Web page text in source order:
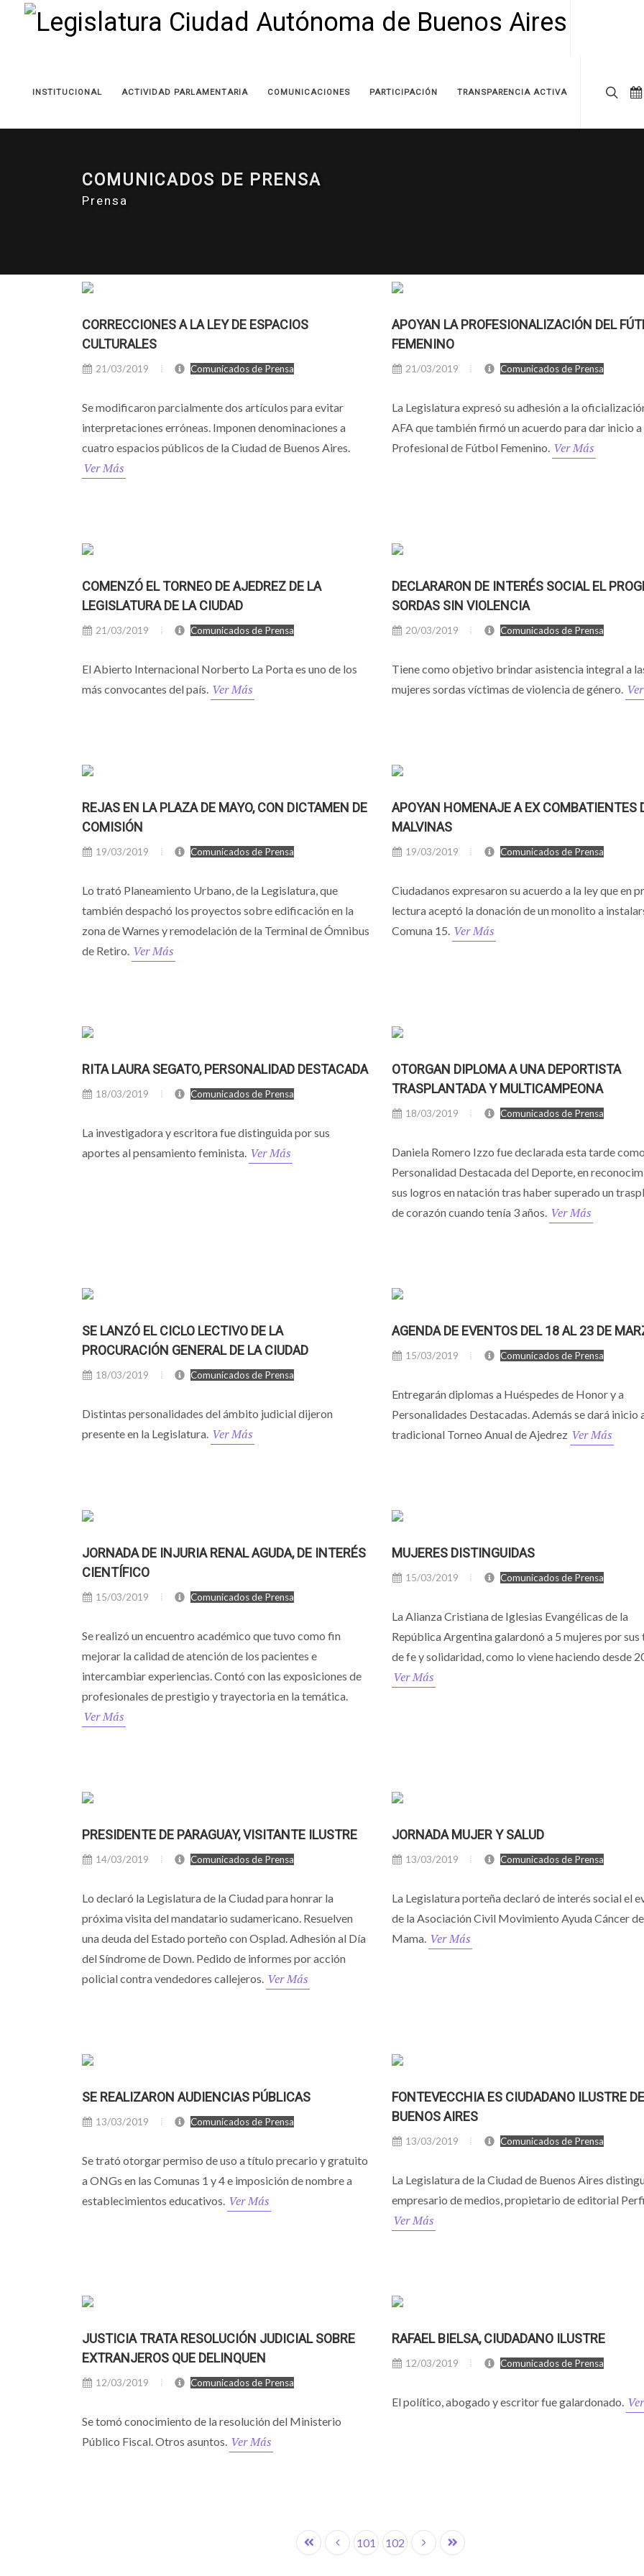
INSTITUCIONAL ACTIVIDAD PARLAMENTARIA COMUNICACIONES PARTICIPACIÓN TRANSPARENCIA ACTIVA
COMUNICADOS DE PRENSA
Prensa
CORRECCIONES A LA LEY DE ESPACIOS
CULTURALES
21/03/2019 Comunicados de Prensa
Se modificaron parcialmente dos artículos para evitar
interpretaciones erróneas. Imponen denominaciones a
cuatro espacios públicos de la Ciudad de Buenos Aires.
Ver Más
APOYAN LA PROFESIONALIZACIÓN DEL
FEMENINO
21/03/2019 Comunicados de Prensa
La Legislatura expresó su adhesión a la
AFA que también firmó un acuerdo para dar inicio a
Profesional de Fútbol Femenino. Ver Más
COMENZÓ EL TORNEO DE AJEDREZ DE LA
LEGISLATURA DE LA CIUDAD
21/03/2019 Comunicados de Prensa
El Abierto Internacional Norberto La Porta es uno de los
más convocantes del país. Ver Más
DECLARARON DE INTERÉS SOCIAL EL
SORDAS SIN VIOLENCIA
20/03/2019 Comunicados de Prensa
Tiene como objetivo brindar asistencia integral a
mujeres sordas víctimas de violencia de género.
REJAS EN LA PLAZA DE MAYO, CON DICTAMEN DE
COMISIÓN
19/03/2019 Comunicados de Prensa
Lo trató Planeamiento Urbano, de la Legislatura, que
también despachó los proyectos sobre edificación en la
zona de Warnes y remodelación de la Terminal de Ómnibus
de Retiro. Ver Más
APOYAN HOMENAJE A EX COMBATIENTES
MALVINAS
19/03/2019 Comunicados de Prensa
Ciudadanos expresaron su acuerdo a la ley que en
lectura aceptó la donación de un monolito a
Comuna 15. Ver Más
RITA LAURA SEGATO, PERSONALIDAD DESTACADA
18/03/2019 Comunicados de Prensa
La investigadora y escritora fue distinguida por sus
aportes al pensamiento feminista. Ver Más
OTORGAN DIPLOMA A UNA DEPORTISTA
TRASPLANTADA Y MULTICAMPEONA
18/03/2019 Comunicados de Prensa
Daniela Romero Izzo fue declarada esta tarde
Personalidad Destacada del Deporte, en
sus logros en natación tras haber superado un
de corazón cuando tenía 3 años. Ver Más
SE LANZÓ EL CICLO LECTIVO DE LA
PROCURACIÓN GENERAL DE LA CIUDAD
18/03/2019 Comunicados de Prensa
Distintas personalidades del ámbito judicial dijeron
presente en la Legislatura. Ver Más
AGENDA DE EVENTOS DEL 18 AL 23 DE
15/03/2019 Comunicados de Prensa
Entregarán diplomas a Huéspedes de Honor y a
Personalidades Destacadas. Además se dará inicio
tradicional Torneo Anual de Ajedrez Ver Más
JORNADA DE INJURIA RENAL AGUDA, DE INTERÉS
CIENTÍFICO
15/03/2019 Comunicados de Prensa
Se realizó un encuentro académico que tuvo como fin
mejorar la calidad de atención de los pacientes e
intercambiar experiencias. Contó con las exposiciones de
profesionales de prestigio y trayectoria en la temática.
Ver Más
MUJERES DISTINGUIDAS
15/03/2019 Comunicados de Prensa
La Alianza Cristiana de Iglesias Evangélicas de la
República Argentina galardonó a 5 mujeres por sus
de fe y solidaridad, como lo viene haciendo desde
Ver Más
PRESIDENTE DE PARAGUAY, VISITANTE ILUSTRE
14/03/2019 Comunicados de Prensa
Lo declaró la Legislatura de la Ciudad para honrar la
próxima visita del mandatario sudamericano. Resuelven
una deuda del Estado porteño con Osplad. Adhesión al Día
del Síndrome de Down. Pedido de informes por acción
policial contra vendedores callejeros. Ver Más
JORNADA MUJER Y SALUD
13/03/2019 Comunicados de Prensa
La Legislatura porteña declaró de interés social el
de la Asociación Civil Movimiento Ayuda Cáncer de
Mama. Ver Más
SE REALIZARON AUDIENCIAS PÚBLICAS
13/03/2019 Comunicados de Prensa
Se trató otorgar permiso de uso a título precario y gratuito
a ONGs en las Comunas 1 y 4 e imposición de nombre a
establecimientos educativos. Ver Más
FONTEVECCHIA ES CIUDADANO ILUSTRE DE
BUENOS AIRES
13/03/2019 Comunicados de Prensa
La Legislatura de la Ciudad de Buenos Aires
empresario de medios, propietario de editorial
Ver Más
JUSTICIA TRATA RESOLUCIÓN JUDICIAL SOBRE
EXTRANJEROS QUE DELINQUEN
12/03/2019 Comunicados de Prensa
Se tomó conocimiento de la resolución del Ministerio
Público Fiscal. Otros asuntos. Ver Más
RAFAEL BIELSA, CIUDADANO ILUSTRE
12/03/2019 Comunicados de Prensa
El político, abogado y escritor fue galardonado.
101 102